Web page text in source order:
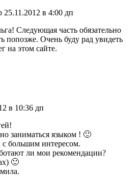
25.11.2012 в 4:00 дп
Следующая часть обязательно
попозже. Очень буду рад увидеть
на этом сайте.
в 10:36 дп
заниматься языком ! 🙂
с большим интересом.
ли мои рекомендации?
🙂